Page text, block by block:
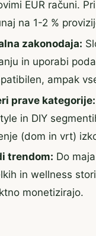
EUR računi.
na 1-2 %
zakonodaja:
in uporabi
ampak
prave kategorije:
in DIY
(dom in vrt)
trendom: Do
in wellness
monetizirajo.